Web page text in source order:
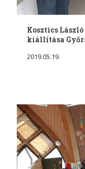
Kosztics
kiállítása
2019.05.19.